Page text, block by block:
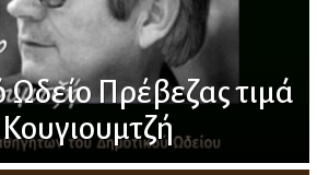
Ωδείο Πρέβεζας τιμά